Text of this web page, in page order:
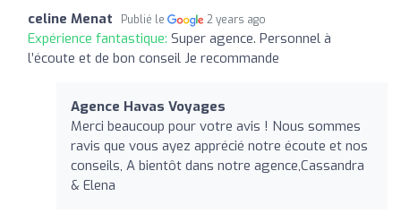
celine Menat Publié le 2 years ago
Expérience fantastique: Super agence. Personnel à
l’écoute et de bon conseil Je recommande
Agence Havas Voyages
Merci beaucoup pour votre avis ! Nous sommes
ravis que vous ayez apprécié notre écoute et nos
conseils, A bientôt dans notre agence,Cassandra
& Elena